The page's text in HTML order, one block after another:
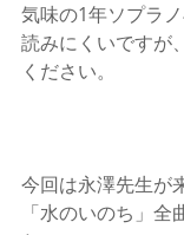
気味の1年ソプラノ
読みにくいですが
ください。
今回は永澤先生が
「水のいのち」全